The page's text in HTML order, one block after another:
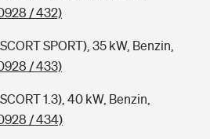
/ 432)
SPORT), 35 kW, Benzin,
/ 433)
1.3), 40 kW, Benzin,
/ 434)